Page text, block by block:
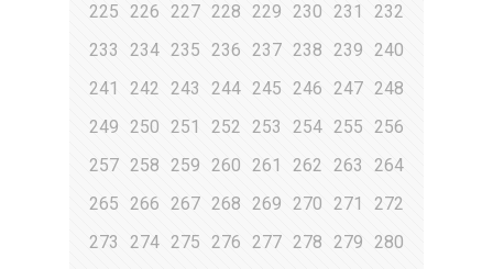
225 226 227 228 229 230 231
232
233
234 235 236 237 238 239 240
241
242 243 244 245 246 247 248
249 250 251 252 253 254 255 256
257 258 259 260 261 262 263
264
265 266 267 268 269 270 271
272
273
274 275 276 277 278 279 280